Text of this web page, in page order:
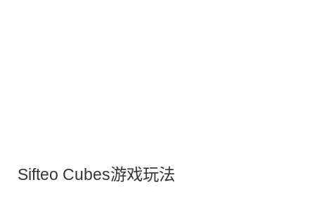
Sifteo Cubes游戏玩法